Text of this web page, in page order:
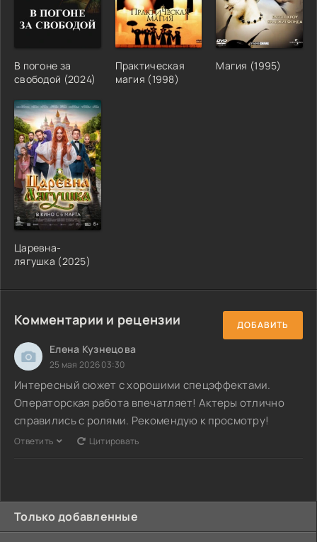
В погоне за
свободой (2024)
Практическая
магия (1998)
Магия (1995)
Царевна-
лягушка (2025)
Комментарии и рецензии ДОБАВИТЬ
Елена Кузнецова
25 мая 2026 03:30
Интересный сюжет с хорошими спецэффектами.
Операторская работа впечатляет! Актеры отлично
справились с ролями. Рекомендую к просмотру!
Ответить Цитировать
Только добавленные